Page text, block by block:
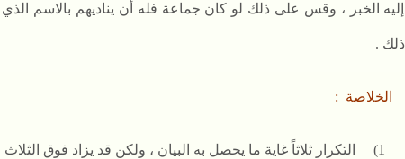
إليه الخبر ، وقس على ذلك لو كان جماعة فله أن يناديهم بالاسم
ذلك .
الخلاصة :
1) التكرار ثلاثاً غاية ما يحصل به البيان ، ولكن قد يزاد فوق